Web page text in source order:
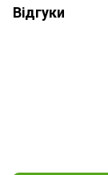
Відгуки